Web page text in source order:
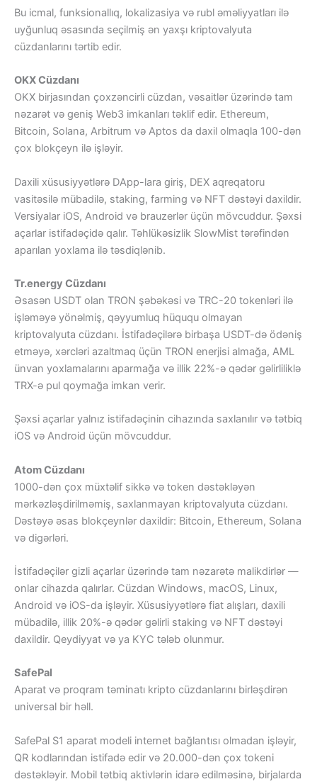
Bu icmal, funksionallıq, lokalizasiya və rubl əməliyyatları ilə
uyğunluq əsasında seçilmiş ən yaxşı kriptovalyuta
cüzdanlarını tərtib edir.
OKX Cüzdanı
OKX birjasından çoxzəncirli cüzdan, vəsaitlər üzərində tam
nəzarət və geniş Web3 imkanları təklif edir. Ethereum,
Bitcoin, Solana, Arbitrum və Aptos da daxil olmaqla 100-dən
çox blokçeyn ilə işləyir.
Daxili xüsusiyyətlərə DApp-lara giriş, DEX aqreqatoru
vasitəsilə mübadilə, staking, farming və NFT dəstəyi daxildir.
Versiyalar iOS, Android və brauzerlər üçün mövcuddur. Şəxsi
açarlar istifadəçidə qalır. Təhlükəsizlik SlowMist tərəfindən
aparılan yoxlama ilə təsdiqlənib.
Tr.energy Cüzdanı
Əsasən USDT olan TRON şəbəkəsi və TRC-20 tokenləri ilə
işləməyə yönəlmiş, qəyyumluq hüququ olmayan
kriptovalyuta cüzdanı. İstifadəçilərə birbaşa USDT-də ödəniş
etməyə, xərcləri azaltmaq üçün TRON enerjisi almağa, AML
ünvan yoxlamalarını aparmağa və illik 22%-ə qədər gəlirliliklə
TRX-ə pul qoymağa imkan verir.
Şəxsi açarlar yalnız istifadəçinin cihazında saxlanılır və tətbiq
iOS və Android üçün mövcuddur.
Atom Cüzdanı
1000-dən çox müxtəlif sikkə və token dəstəkləyən
mərkəzləşdirilməmiş, saxlanmayan kriptovalyuta cüzdanı.
Dəstəyə əsas blokçeynlər daxildir: Bitcoin, Ethereum, Solana
və digərləri.
İstifadəçilər gizli açarlar üzərində tam nəzarətə malikdirlər —
onlar cihazda qalırlar. Cüzdan Windows, macOS, Linux,
Android və iOS-da işləyir. Xüsusiyyətlərə fiat alışları, daxili
mübadilə, illik 20%-ə qədər gəlirli staking və NFT dəstəyi
daxildir. Qeydiyyat və ya KYC tələb olunmur.
SafePal
Aparat və proqram təminatı kripto cüzdanlarını birləşdirən
universal bir həll.
SafePal S1 aparat modeli internet bağlantısı olmadan işləyir,
QR kodlarından istifadə edir və 20.000-dən çox tokeni
dəstəkləyir. Mobil tətbiq aktivlərin idarə edilməsinə, birjalarda